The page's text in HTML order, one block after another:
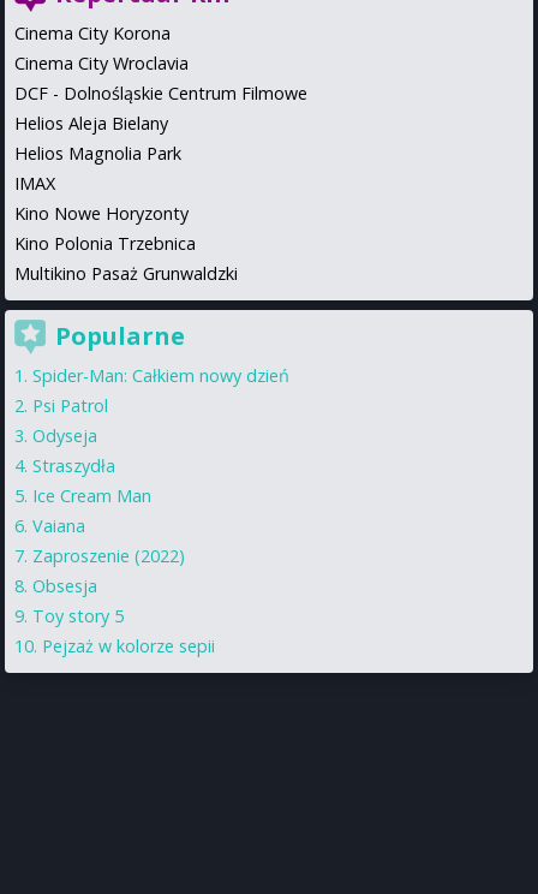
Cinema City Korona
Cinema City Wroclavia
DCF - Dolnośląskie Centrum Filmowe
Helios Aleja Bielany
Helios Magnolia Park
IMAX
Kino Nowe Horyzonty
Kino Polonia Trzebnica
Multikino Pasaż Grunwaldzki
Popularne
Spider-Man: Całkiem nowy dzień
Psi Patrol
Odyseja
Straszydła
Ice Cream Man
Vaiana
Zaproszenie (2022)
Obsesja
Toy story 5
Pejzaż w kolorze sepii